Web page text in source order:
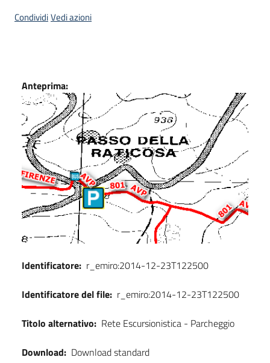
CondividiVedi azioni
Dati
Anteprima:
Identificatore: r_emiro:2014-12-23T122500
Identificatore del file: r_emiro:2014-12-23T122500
Titolo alternativo: Rete Escursionistica - Parcheggio
Download: Download standard